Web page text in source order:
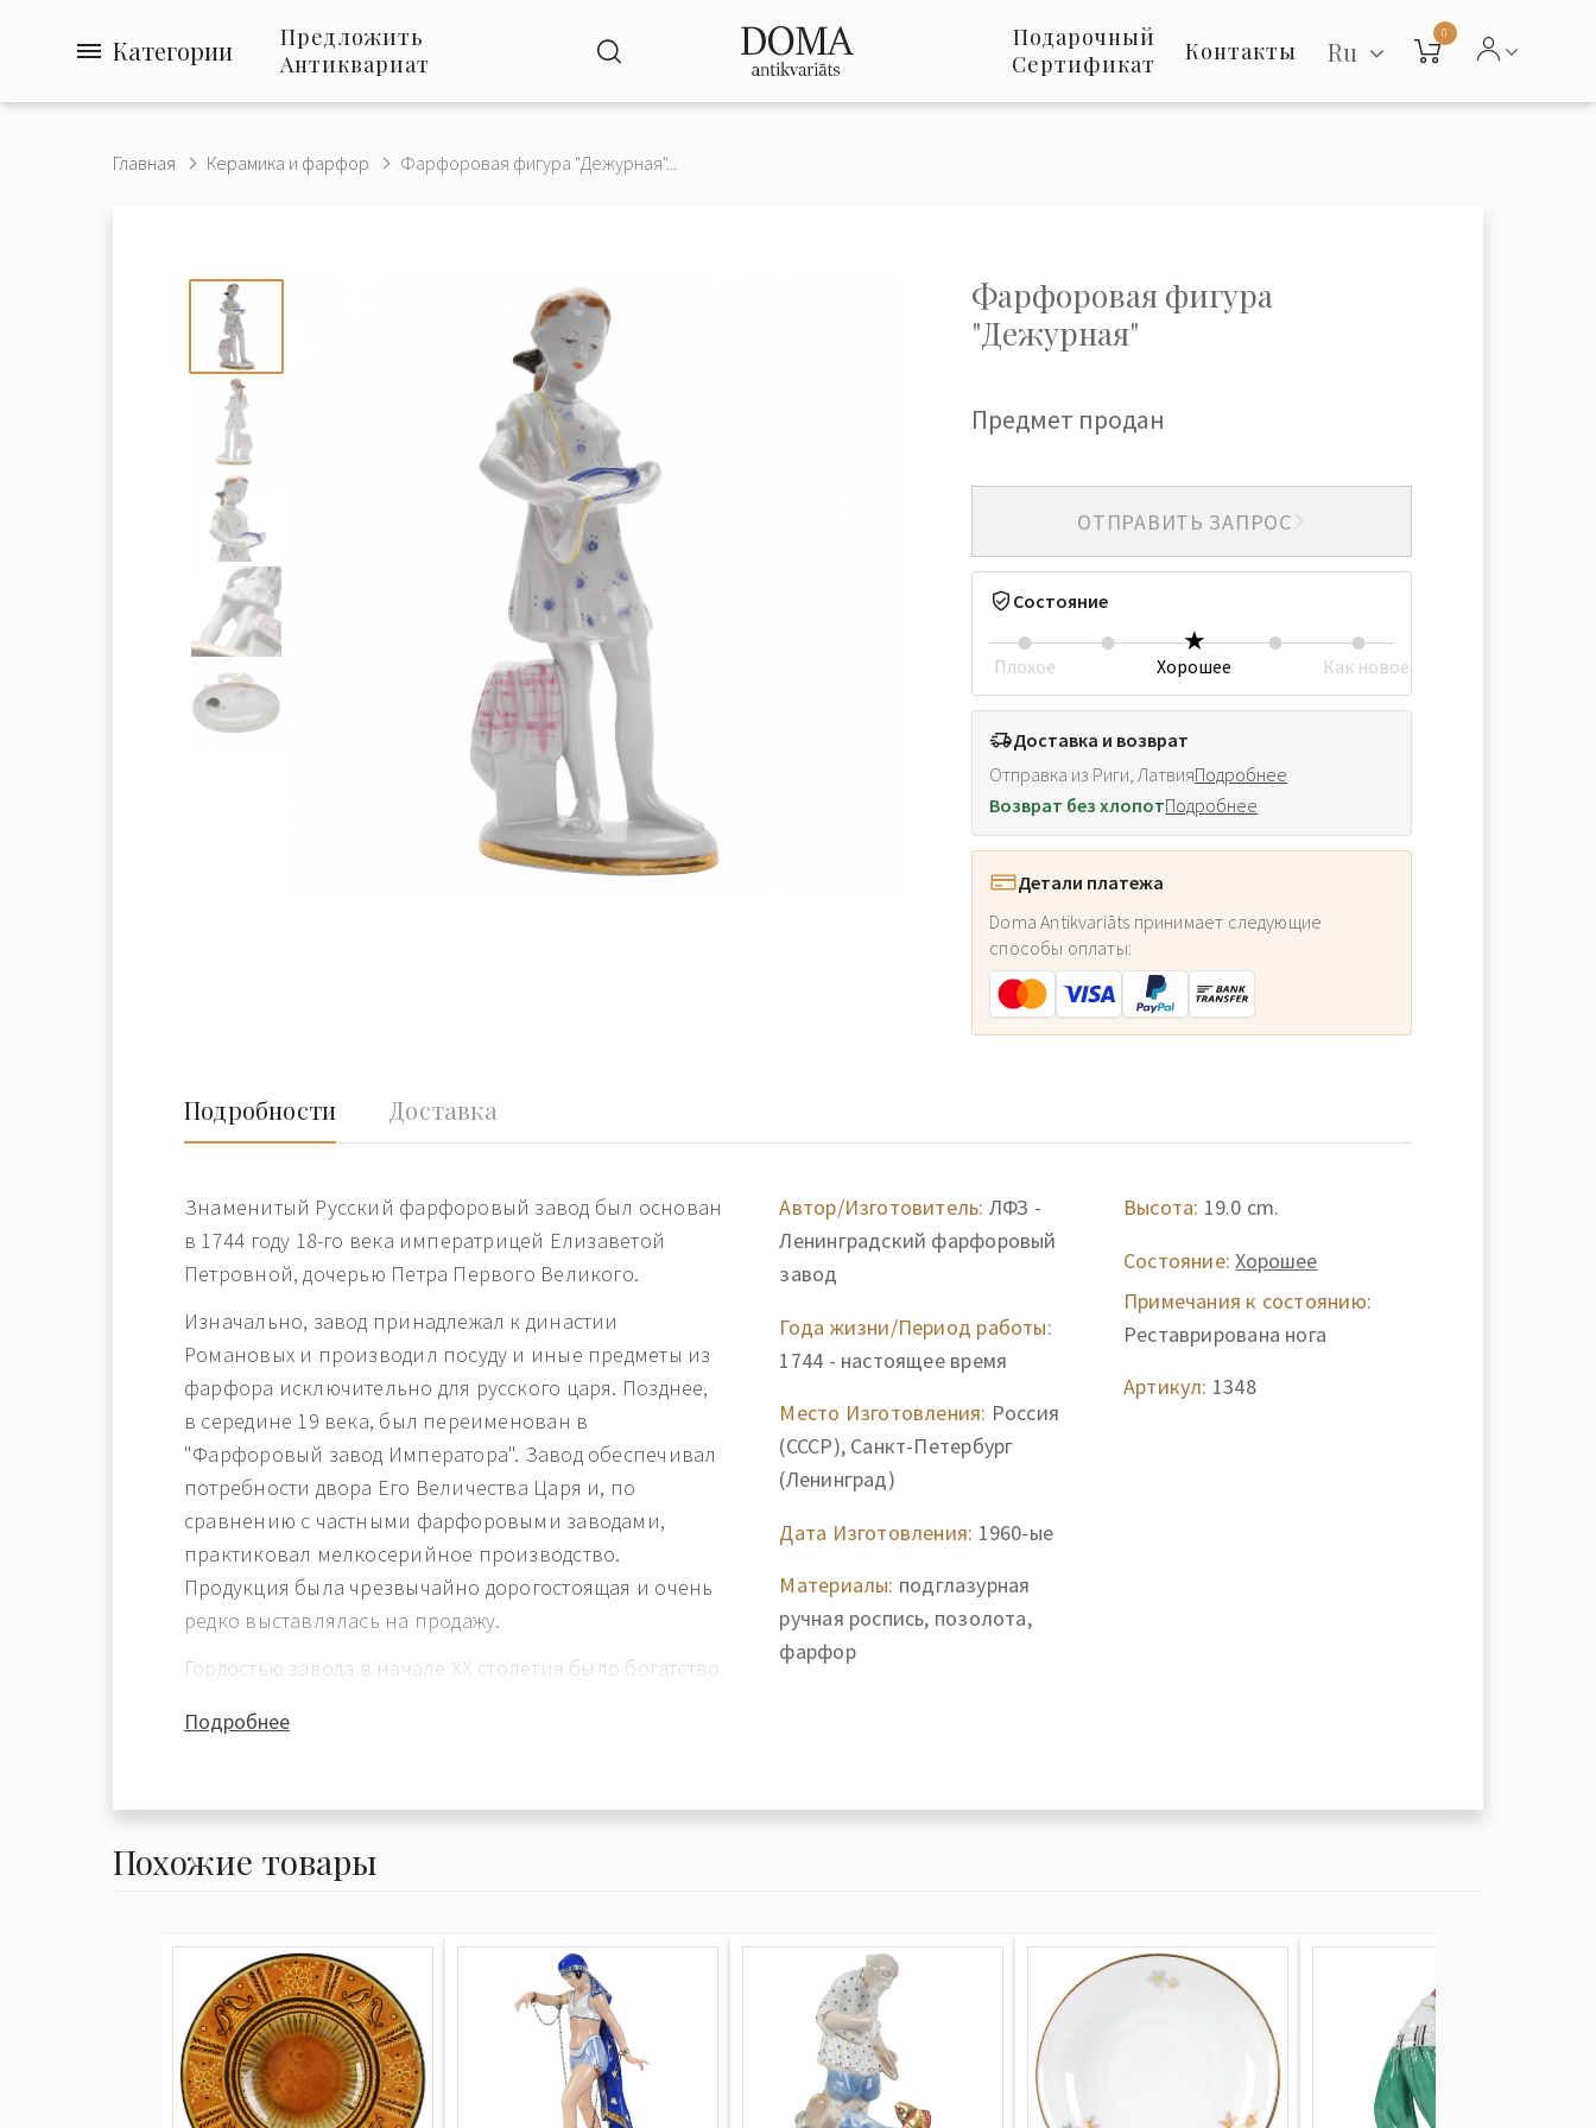
Категории
Предложить
Антиквариат
Подарочный
Сертификат
Контакты Ru
0
Главная Керамика и фарфор Фарфоровая фигура "Дежурная"...
Фарфоровая фигура
"Дежурная"
Предмет продан
ОТПРАВИТЬ ЗАПРОС
Состояние
Плохое Хорошее Как новое
Доставка и возврат
Отправка из Риги, ЛатвияПодробнее
Возврат без хлопотПодробнее
Детали платежа
Doma Antikvariāts принимает следующие
способы оплаты:
Подробности Доставка
Знаменитый Русский фарфоровый завод был основан
в 1744 году 18-го века императрицей Елизаветой
Петровной, дочерью Петра Первого Великого.
Изначально, завод принадлежал к династии
Романовых и производил посуду и иные предметы из
фарфора исключительно для русского царя. Позднее,
в середине 19 века, был переименован в
"Фарфоровый завод Императора". Завод обеспечивал
потребности двора Его Величества Царя и, по
сравнению с частными фарфоровыми заводами,
практиковал мелкосерийное производство.
Продукция была чрезвычайно дорогостоящая и очень
редко выставлялась на продажу.
Гордостью завода в начале XX столетия было богатство
модерн, многие из которых были заимствованы в
напоминавшая акварельную живопись и по технике
подглазурно, требовала простых и гармоничных форм,
холодных цветовых оттенков, размытости и блеклости
тонов, близких к природным, что достигалось
высокими температурами обжига глазури. В области
расширения палитры красок (до восьми новых
Подробнее
Автор/Изготовитель: ЛФЗ -
Ленинградский фарфоровый
завод
Года жизни/Период работы:
1744 - настоящее время
Место Изготовления: Россия
(СССР), Санкт-Петербург
(Ленинград)
Дата Изготовления: 1960-ые
Материалы: подглазурная
ручная роспись, позолота,
фарфор
Высота: 19.0 cm.
Состояние: Хорошее
Примечания к состоянию:
Реставрирована нога
Артикул: 1348
Похожие товары